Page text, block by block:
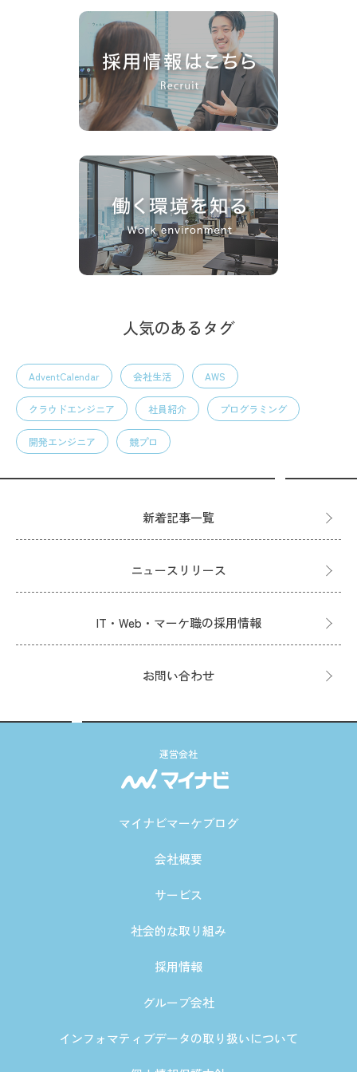
人気のあるタグ
AdventCalendar 会社生活 AWS
クラウドエンジニア 社員紹介 プログラミング
開発エンジニア 競プロ
新着記事一覧
ニュースリリース
IT・Web・マーケ職の採用情報
お問い合わせ
運営会社
マイナビマーケブログ
会社概要
サービス
社会的な取り組み
採用情報
グループ会社
インフォマティブデータの取り扱いについて